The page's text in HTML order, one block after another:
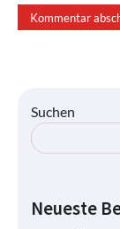
Suchen
Neueste